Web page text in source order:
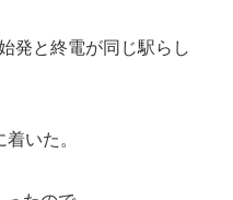
発と終電が同じ駅らし
いた。